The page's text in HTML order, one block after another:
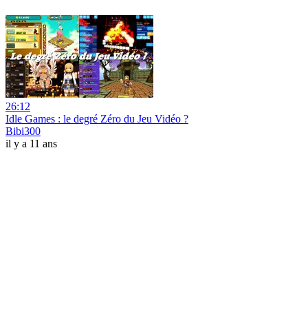
26:12
Idle Games : le degré Zéro du Jeu Vidéo ?
Bibi300
il y a 11 ans